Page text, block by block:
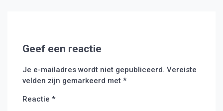
Geef een reactie
Je e-mailadres wordt niet gepubliceerd. Vereiste
velden zijn gemarkeerd met *
Reactie *